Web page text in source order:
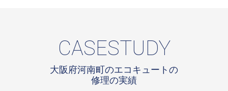
CASESTUDY
大阪府河南町のエコキュートの
修理の実績